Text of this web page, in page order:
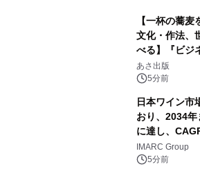
【一杯の蕎麦
文化・作法、
べる】『ビジ
養としての蕎
（火）発売
あさ出版
5分前
日本ワイン市
おり、2034
に達し、
測
IMARC Group
5分前